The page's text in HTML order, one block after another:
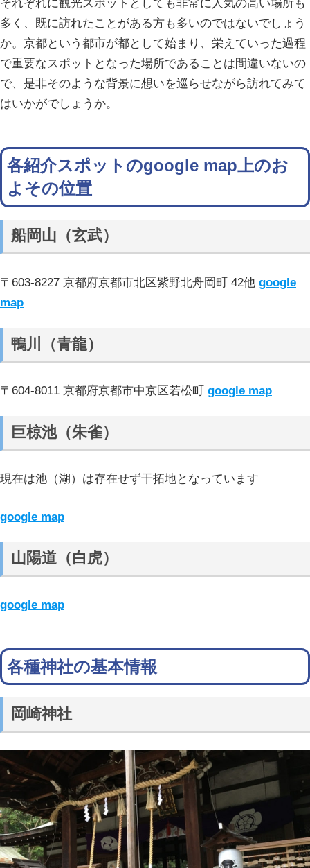
それぞれに観光スポットとしても非常に人気の高い場所も
多く、既に訪れたことがある方も多いのではないでしょう
か。京都という都市が都として始まり、栄えていった過程
で重要なスポットとなった場所であることは間違いないの
で、是非そのような背景に想いを巡らせながら訪れてみて
はいかがでしょうか。
各紹介スポットのgoogle map上のお
よその位置
船岡山（玄武）
〒603-8227 京都府京都市北区紫野北舟岡町 42他 google
map
鴨川（青龍）
〒604-8011 京都府京都市中京区若松町 google map
巨椋池（朱雀）
現在は池（湖）は存在せず干拓地となっています
google map
山陽道（白虎）
google map
各種神社の基本情報
岡崎神社